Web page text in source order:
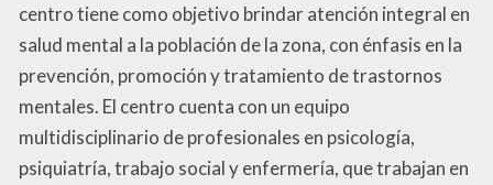
centro tiene como objetivo brindar atención integral en
salud mental a la población de la zona, con énfasis en la
prevención, promoción y tratamiento de trastornos
mentales. El centro cuenta con un equipo
multidisciplinario de profesionales en psicología,
psiquiatría, trabajo social y enfermería, que trabajan en